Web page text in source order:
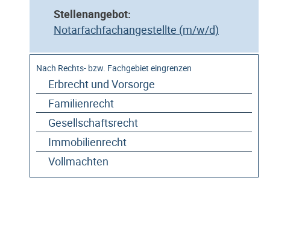
Stellenangebot:
Notarfachfachangestellte (m/w/d)
Erbrecht und Vorsorge
Familienrecht
Gesellschaftsrecht
Immobilienrecht
Vollmachten